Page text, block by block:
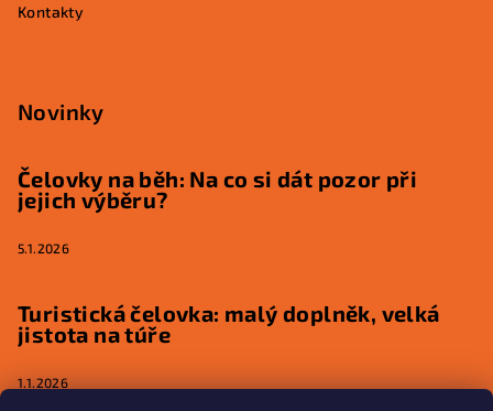
Kontakty
Novinky
Čelovky na běh: Na co si dát pozor při
jejich výběru?
5.1.2026
Turistická čelovka: malý doplněk, velká
jistota na túře
1.1.2026